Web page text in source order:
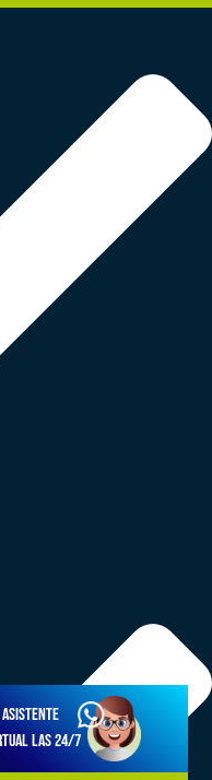
asistente
las 24/7